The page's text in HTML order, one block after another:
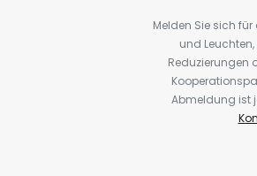
Melden Sie sich
und
Reduzierungen
Abmeldung ist